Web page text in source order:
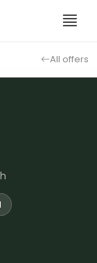
All offers